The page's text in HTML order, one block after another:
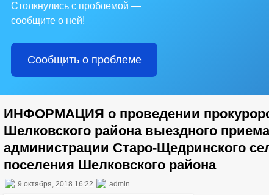
Столкнулись с проблемой —
сообщите о ней!
Сообщить о проблеме
ИНФОРМАЦИЯ о проведении
Шелковского района выездного
администрации Старо-Щедринского
поселения Шелковского района
9 октября, 2018 16:22 admin